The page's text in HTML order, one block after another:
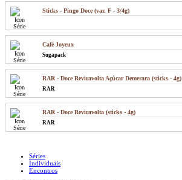
Sticks - Pingo Doce (var. F - 3/4g)
Café Joyeux
Sugapack
RAR - Doce Reviravolta Açúcar Demerara (sticks - 4g)
RAR
RAR - Doce Reviravolta (sticks - 4g)
RAR
Séries
Individuais
Encontros